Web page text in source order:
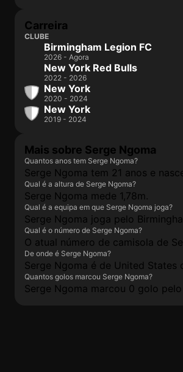
Carreira
CLUBE
Birmingham Legion FC
2026 - Agora
New York Red Bulls
2022 - 2026
New York
2020 - 2024
New York
2019 - 2024
Mais sobre Serge Ngoma
Quantos anos tem Serge Ngoma?
Serge Ngoma tem 21 anos e
Qual é a altura de Serge Ngoma?
Serge Ngoma mede 1,78m.
Qual é a equipa em que Serge Ngoma joga?
Serge Ngoma joga pelo
Qual é o número de Serge Ngoma?
O atual número de camisola de
De onde é Serge Ngoma?
Serge Ngoma é de United States
Quantos golos marcou Serge Ngoma?
Serge Ngoma marcou 0 golo